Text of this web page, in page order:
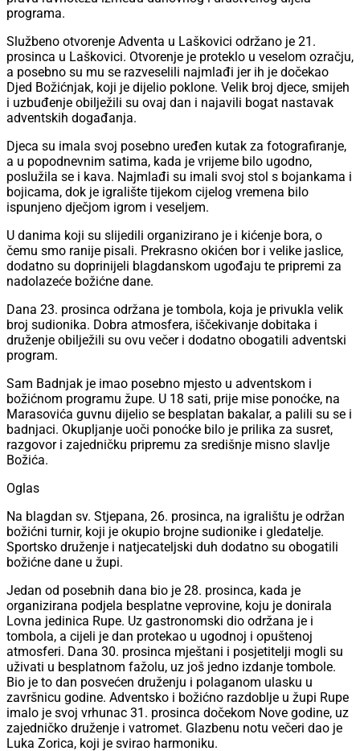
programa.
Službeno otvorenje Adventa u Laškovici održano je 21.
prosinca u Laškovici. Otvorenje je proteklo u veselom ozračju,
a posebno su mu se razveselili najmlađi jer ih je dočekao
Djed Božićnjak, koji je dijelio poklone. Velik broj djece, smijeh
i uzbuđenje obilježili su ovaj dan i najavili bogat nastavak
adventskih događanja.
Djeca su imala svoj posebno uređen kutak za fotografiranje,
a u popodnevnim satima, kada je vrijeme bilo ugodno,
poslužila se i kava. Najmlađi su imali svoj stol s bojankama i
bojicama, dok je igralište tijekom cijelog vremena bilo
ispunjeno dječjom igrom i veseljem.
U danima koji su slijedili organizirano je i kićenje bora, o
čemu smo ranije pisali. Prekrasno okićen bor i velike jaslice,
dodatno su doprinijeli blagdanskom ugođaju te pripremi za
nadolazeće božićne dane.
Dana 23. prosinca održana je tombola, koja je privukla velik
broj sudionika. Dobra atmosfera, iščekivanje dobitaka i
druženje obilježili su ovu večer i dodatno obogatili adventski
program.
Sam Badnjak je imao posebno mjesto u adventskom i
božićnom programu župe. U 18 sati, prije mise ponoćke, na
Marasovića guvnu dijelio se besplatan bakalar, a palili su se i
badnjaci. Okupljanje uoči ponoćke bilo je prilika za susret,
razgovor i zajedničku pripremu za središnje misno slavlje
Božića.
Oglas
Na blagdan sv. Stjepana, 26. prosinca, na igralištu je održan
božićni turnir, koji je okupio brojne sudionike i gledatelje.
Sportsko druženje i natjecateljski duh dodatno su obogatili
božićne dane u župi.
Jedan od posebnih dana bio je 28. prosinca, kada je
organizirana podjela besplatne veprovine, koju je donirala
Lovna jedinica Rupe. Uz gastronomski dio održana je i
tombola, a cijeli je dan protekao u ugodnoj i opuštenoj
atmosferi. Dana 30. prosinca mještani i posjetitelji mogli su
uživati u besplatnom fažolu, uz još jedno izdanje tombole.
Bio je to dan posvećen druženju i polaganom ulasku u
završnicu godine. Adventsko i božićno razdoblje u župi Rupe
imalo je svoj vrhunac 31. prosinca dočekom Nove godine, uz
zajedničko druženje i vatromet. Glazbenu notu večeri dao je
Luka Zorica, koji je svirao harmoniku.